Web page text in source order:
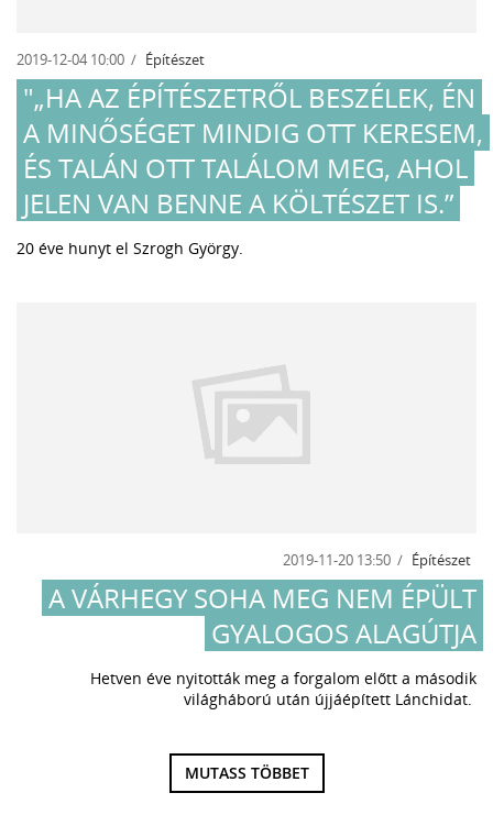
2019-12-04 10:00 Építészet
"„HA AZ ÉPÍTÉSZETRŐL BESZÉLEK, ÉN
A MINŐSÉGET MINDIG OTT KERESEM,
ÉS TALÁN OTT TALÁLOM MEG, AHOL
JELEN VAN BENNE A KÖLTÉSZET IS.”
20 éve hunyt el Szrogh György.
2019-11-20 13:50 Építészet
A VÁRHEGY SOHA MEG NEM ÉPÜLT
GYALOGOS ALAGÚTJA
Hetven éve nyitották meg a forgalom előtt a második
világháború után újjáépített Lánchidat.
MUTASS TÖBBET